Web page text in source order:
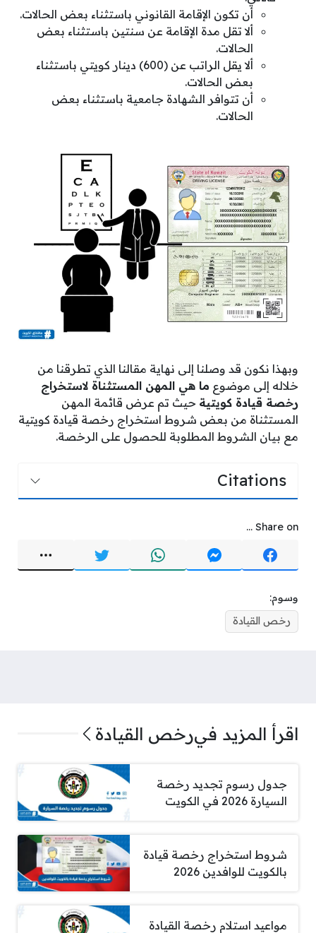
أن تكون الإقامة القانوني باستثناء بعض الحالات.
ألا تقل مدة الإقامة عن سنتين باستثناء بعض
الحالات.
ألا يقل الراتب عن (600) دينار كويتي باستثناء
بعض الحالات.
أن تتوافر الشهادة جامعية باستثناء بعض
الحالات.
وبهذا نكون قد وصلنا إلى نهاية مقالنا الذي تطرقنا من
خلاله إلى موضوع ما هي المهن المستثناة لاستخراج
رخصة قيادة كويتية حيث تم عرض قائمة المهن
المستثناة من بعض شروط استخراج رخصة قيادة كويتية
مع بيان الشروط المطلوبة للحصول على الرخصة.
Citations
Share on ...
وسوم:
رخص القيادة
اقرأ المزيد فيرخص القيادة
جدول رسوم تجديد رخصة
السيارة 2026 في الكويت
شروط استخراج رخصة قيادة
بالكويت للوافدين 2026
مواعيد استلام رخصة القيادة